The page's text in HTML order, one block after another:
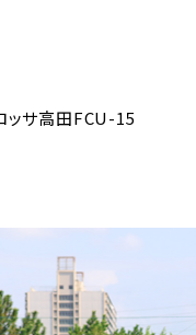
サ高田FCU-15